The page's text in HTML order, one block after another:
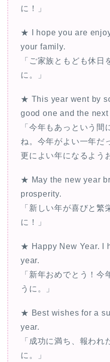
に！」
★ I hope you are
your family.
「ご家族ともども休日
に。」
★ This year went by
good one and the next
「今年もあっという間
ね。今年がよい一年だ
更によい年になるよう
★ May the new year
prosperity.
「新しい年が喜びと繁
に！」
★ Happy New Year. I
year.
「新年おめでとう！今
うに。」
★ Best wishes for a
year.
「成功に満ち、報われ
に。」